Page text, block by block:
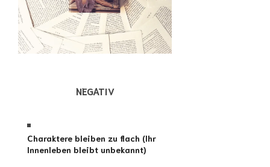
NEGATIV
Charaktere bleiben zu flach (Ihr
Innenleben bleibt unbekannt)